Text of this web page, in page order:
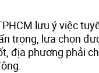
lưu ý việc
trọng, lựa chọn
địa phương phải